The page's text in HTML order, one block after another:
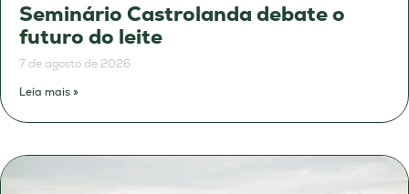
Seminário Castrolanda debate o
futuro do leite
7 de agosto de 2026
Leia mais »